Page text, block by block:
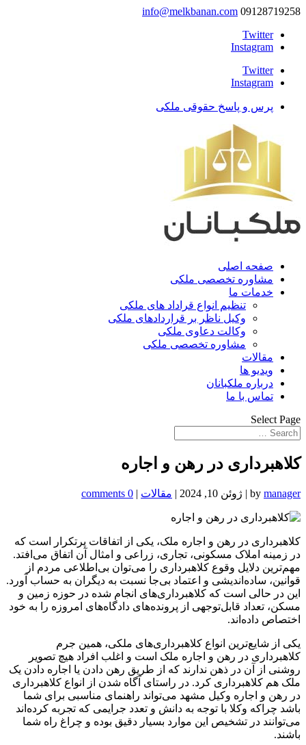
09128719258
info@melkbanan.com
Twitter
Instagram
Twitter
Instagram
پرس و پاسخ حقوقی ملکی
صفحه اصلی
مشاوره تخصصی ملکی
خدمات ما
تنظیم انواع قراداد های ملکی
وکیل ناظر بر قراردادهای ملکی
وکالت دعاوی ملکی
مشاوره تخصصی ملکی
مقالات
ویدیو ها
درباره ملکبانان
تماس با ما
Select Page
کلاهبرداری در رهن و اجاره
by manager
| ژوئن 10, 2024 | مقالات |
0 comments
کلاهبرداری در رهن و اجاره ملک، یکی از اتفاقات پرتکرار است که
در زمینه املاک مسکونی، تجاری، زراعی و امثال آن اتفاق می‌افتد.
مهم‌ترین دلایل وقوع کلاهبرداری را می‌توان بی‌اطلاعی مردم از
قوانین، ساده‌اندیشی و اعتماد بی‌جا نسبت به دیگران به حساب آورد.
این در حالی است که کلاهبرداری‌های انجام‌ شده در حوزه زمین و
مسکن، تعداد قابل‌توجهی از پرونده‌های دادگاه‌‎های امروزه را به خود
اختصاص داده‌اند.
یکی از شایع‌ترین انواع کلاهبرداری‌های ملکی، همین جرم
کلاهبرداری در رهن و اجاره ملک است و اغلب افراد هیچ تصویر
روشنی از آن در ذهن ندارند که از طریق رهن دادن یا اجاره دادن یک
ملک هم کلاهبرداری کرد. در راستای آگاه شدن از انواع کلاهبرداری‌
در رهن و اجاره وکیل مشهد می‌تواند راهنمای مناسبی برای شما
باشد چراکه وکلا با توجه به دانش و تعدد جرایمی که تجربه کرده‌اند
می‌توانند در تشخیص این موارد بسیار دقیق بوده و چراغ راه شما
باشند.